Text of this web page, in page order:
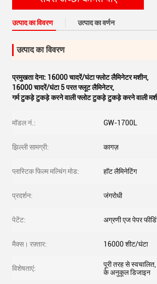
उत्पाद का विवरण उत्पाद का वर्णन
उत्पाद का विवरण
प्रमुखता देना: 16000 चादरें/घंटा फ्लोट लैमिनेटर मशीन,
16000 चादरें/घंटा 5 परत फ्लूट लैमिनेटर,
गर्म टुकड़े टुकड़े करने वाली फ्लोट टुकड़े टुकड़े करने वाली
मॉडल नं.: GW-1700L
झिल्ली सामग्री: कागज़
प्लास्टिक फिल्म मल्चिंग मोड: हॉट लैमिनेटिंग
प्रदर्शन: जंगरोधी
पेटेंट: अग्रणी एज पेपर
मैक्स। रफ़्तार: 16000 शीट/घंटा
विशेषताएं:
पूरी तरह से स्वचालित,
के अनुकूल डिजाइन